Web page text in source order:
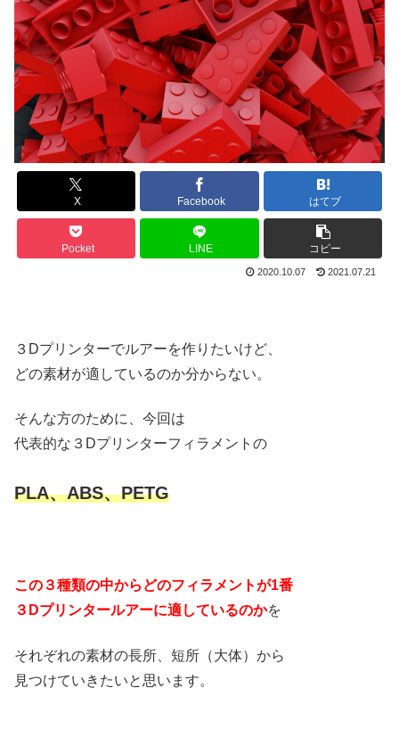
X Facebook はてブ
Pocket LINE コピー
2020.10.07 2021.07.21
３Dプリンターでルアーを作りたいけど、
どの素材が適しているのか分からない。
そんな方のために、今回は
代表的な３Dプリンターフィラメントの
PLA、ABS、PETG
この３種類の中からどのフィラメントが1番
３Dプリンタールアーに適しているのかを
それぞれの素材の長所、短所（大体）から
見つけていきたいと思います。